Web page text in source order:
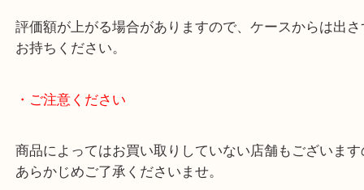
発行数が少ないお品物は希少価値がつく事もござい
記念メダルや貨幣セットは専用ケースに入っている
評価額が上がる場合がありますので、ケースからは